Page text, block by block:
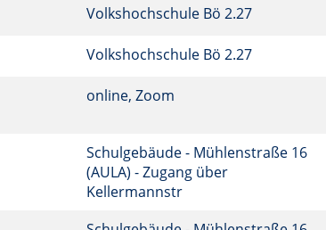
Volkshochschule Bö 2.27
Volkshochschule Bö 2.27
online, Zoom
Schulgebäude - Mühlenstraße 16
(AULA) - Zugang über
Kellermannstr